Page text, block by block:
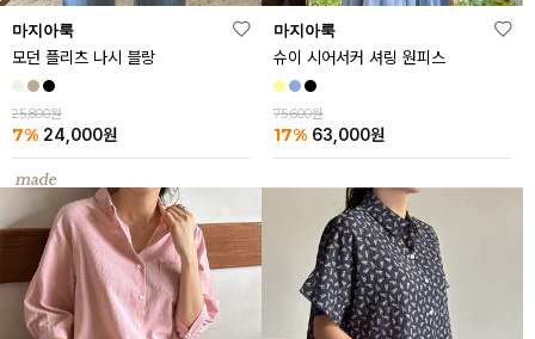
마지아룩
모던 플리츠 나시 블랑
25,800원
7% 24,000원
마지아룩
슈이 시어서커 셔링 원피스
75,600원
17% 63,000원